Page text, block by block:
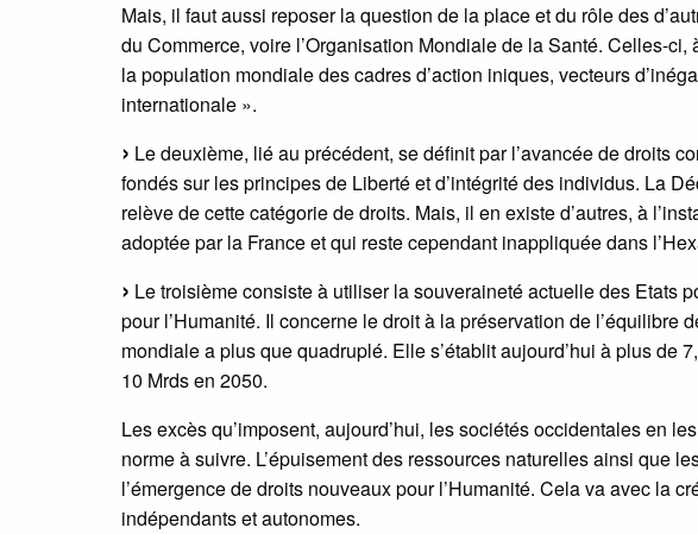
Mais, il faut aussi reposer la question de la place et du rôle des
du Commerce, voire l’Organisation Mondiale de la Santé. Celles-
la population mondiale des cadres d’action iniques, vecteurs
internationale ».
Le deuxième, lié au précédent, se définit par l’avancée de droits
fondés sur les principes de Liberté et d’intégrité des individus. La
relève de cette catégorie de droits. Mais, il en existe d’autres, à
adoptée par la France et qui reste cependant inappliquée dans
Le troisième consiste à utiliser la souveraineté actuelle des Etats
pour l’Humanité. Il concerne le droit à la préservation de l’équilibre
mondiale a plus que quadruplé. Elle s’établit aujourd’hui à plus de
10 Mrds en 2050.
Les excès qu’imposent, aujourd’hui, les sociétés occidentales en
norme à suivre. L’épuisement des ressources naturelles ainsi que
l’émergence de droits nouveaux pour l’Humanité. Cela va avec la
indépendants et autonomes.